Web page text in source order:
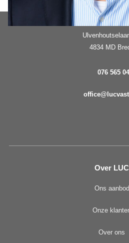
4834 MD
076 565
Over LUC
Ons aanbod
Onze
Over ons